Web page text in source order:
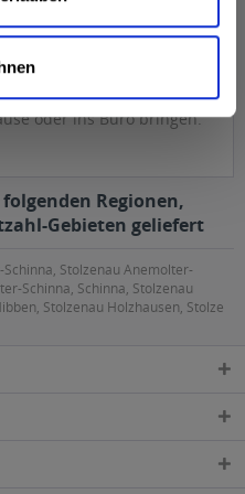
angepasst sind.
Marke einfach bei
oder ins Büro bringen.
Regionen,
Gebieten geliefert
Stolzenau Anemolter-
Schinna, Schinna, Stolzenau
Stolzenau Holzhausen, Stolze